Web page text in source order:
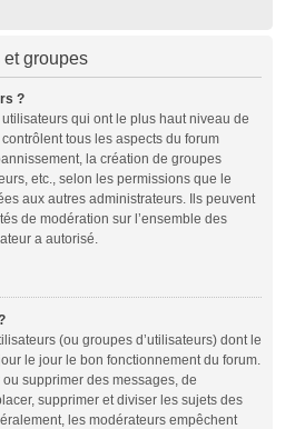
et groupes
?
qui ont le plus haut niveau de
tous les aspects du forum
la création de groupes
etc., selon les permissions que le
aux autres administrateurs. Ils peuvent
de modération sur l’ensemble des
a autorisé.
(ou groupes d’utilisateurs) dont le
le jour le bon fonctionnement du forum.
supprimer des messages, de
supprimer et diviser les sujets des
les modérateurs empêchent